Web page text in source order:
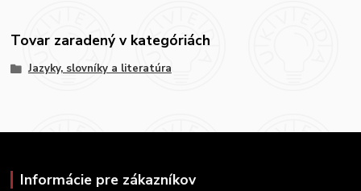
Tovar zaradený v kategóriách
Jazyky, slovníky a literatúra
Informácie pre zákazníkov